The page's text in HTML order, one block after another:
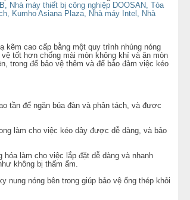
Nhà máy thiết bị công nghiệp DOOSAN, Tòa
Kumho Asiana Plaza, Nhà máy Intel, Nhà
kẽm cao cấp bằng một quy trình nhúng nóng
tốt hơn chống mài mòn không khí và ăn mòn
trong để bảo vệ thêm và để bảo đảm việc kéo
tần để ngăn búa đàn và phân tách, và được
làm cho việc kéo dây được dễ dàng, và bảo
làm cho việc lắp đặt dễ dàng và nhanh
không bị thấm ẩm.
nung nóng bên trong giúp bảo vệ ống thép khỏi